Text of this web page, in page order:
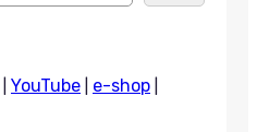
YouTube e-shop